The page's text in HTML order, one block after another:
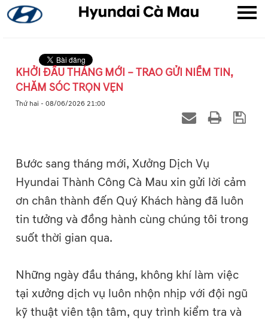
KHỞI ĐẦU THÁNG MỚI – TRAO GỬI NIỀM TIN,
CHĂM SÓC TRỌN VẸN
Thứ hai - 08/06/2026 21:00
Bước sang tháng mới, Xưởng Dịch Vụ
Hyundai Thành Công Cà Mau xin gửi lời cảm
ơn chân thành đến Quý Khách hàng đã luôn
tin tưởng và đồng hành cùng chúng tôi trong
suốt thời gian qua.
Những ngày đầu tháng, không khí làm việc
tại xưởng dịch vụ luôn nhộn nhịp với đội ngũ
kỹ thuật viên tận tâm, quy trình kiểm tra và